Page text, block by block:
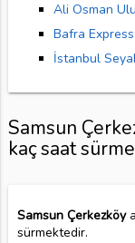
Ali Osman
Bafra
İstanbul
Samsun
kaç saat
Samsun Çerkezköy
sürmektedir.